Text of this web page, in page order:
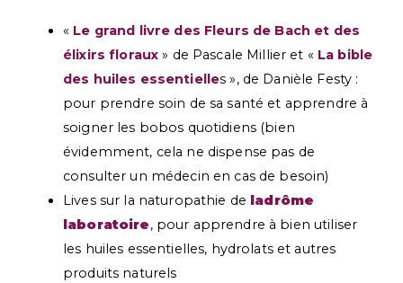
« Le grand livre des Fleurs de Bach et des
élixirs floraux » de Pascale Millier et « La bible
des huiles essentielles », de Danièle Festy :
pour prendre soin de sa santé et apprendre à
soigner les bobos quotidiens (bien
évidemment, cela ne dispense pas de
consulter un médecin en cas de besoin)
Lives sur la naturopathie de ladrôme
laboratoire, pour apprendre à bien utiliser
les huiles essentielles, hydrolats et autres
produits naturels